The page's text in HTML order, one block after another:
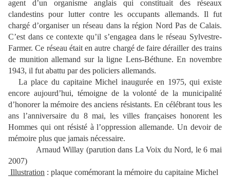
agent d’un organisme anglais qui constituait des réseaux
clandestins pour lutter contre les occupants allemands. Il fut
chargé d’organiser un réseau dans la région Nord Pas de Calais.
C’est dans ce contexte qu’il s’engagea dans le réseau Sylvestre-
Farmer. Ce réseau était en autre chargé de faire dérailler des trains
de munition allemand sur la ligne Lens-Béthune. En novembre
1943, il fut abattu par des policiers allemands.
La place du capitaine Michel inaugurée en 1975, qui existe
encore aujourd’hui, témoigne de la volonté de la municipalité
d’honorer la mémoire des anciens résistants. En célébrant tous les
ans l’anniversaire du 8 mai, les villes françaises honorent les
Hommes qui ont résisté à l’oppression allemande. Un devoir de
mémoire plus que jamais nécessaire.
Arnaud Willay (parution dans La Voix du Nord, le 6 mai
2007)
Illustration : plaque comémorant la mémoire du capitaine Michel